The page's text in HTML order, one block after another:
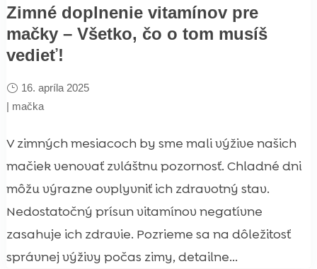
Zimné doplnenie vitamínov pre
mačky – Všetko, čo o tom musíš
vedieť!
16. apríla 2025
| mačka
V zimných mesiacoch by sme mali výžive našich
mačiek venovať zvláštnu pozornosť. Chladné dni
môžu výrazne ovplyvniť ich zdravotný stav.
Nedostatočný prísun vitamínov negatívne
zasahuje ich zdravie. Pozrieme sa na dôležitosť
správnej výživy počas zimy, detailne...